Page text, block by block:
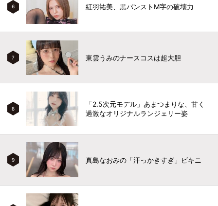
6 紅羽祐美、黒パンストM字の破壊力
7 東雲うみのナースコスは超大胆
8
「2.5次元モデル」あまつまりな、甘く
過激なオリジナルランジェリー姿
9 真島なおみの「汗っかきすぎ」ビキニ